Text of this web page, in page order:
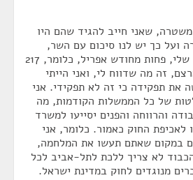
שאני חייב להגיד שהם היו
ועל כך יש לנו סיכום עם השר,
חודש מאי, לפי הנתונים שלי, פחות מחודש אפריל, כלומר, 217
זה מה שדווח לי, ואני הייתי
תפקידה כי זה לא תפקידי. אני
של כל הממשלות הקודמות, מה
והרווחה והפנים יסייעו למשרד
לאכיפת החוק כאמור. כלומר, אני
במקום שאתם תעשו את המלחמה,
לא צריך ללכת לתל-אביב לכל
מנוגדים לחוק במדינת ישראל.